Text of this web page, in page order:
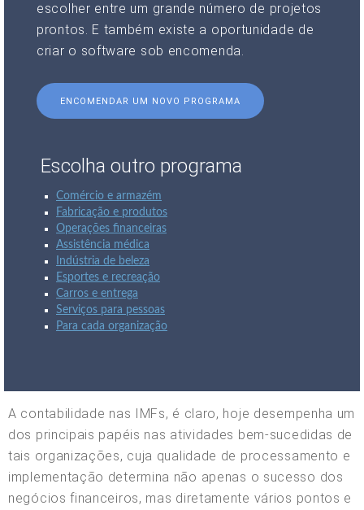
escolher entre um grande número de projetos
prontos. E também existe a oportunidade de
criar o software sob encomenda.
ENCOMENDAR UM NOVO PROGRAMA
Escolha outro programa
Comércio e armazém
Fabricação e produtos
Operações financeiras
Assistência médica
Indústria de beleza
Esportes e recreação
Carros e entrega
Serviços para pessoas
Para cada organização
A contabilidade nas IMFs, é claro, hoje desempenha um
dos principais papéis nas atividades bem-sucedidas de
tais organizações, cuja qualidade de processamento e
implementação determina não apenas o sucesso dos
negócios financeiros, mas diretamente vários pontos e